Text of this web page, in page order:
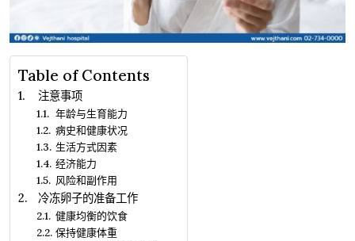
Table of Contents
注意事项
年龄与生育能力
病史和健康状况
生活方式因素
经济能力
风险和副作用
冷冻卵子的准备工作
健康均衡的饮食
保持健康体重